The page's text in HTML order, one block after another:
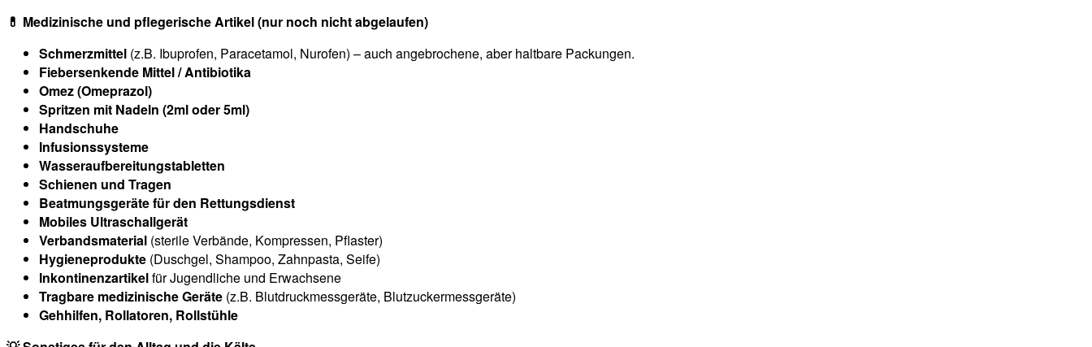
💊 Medizinische und pflegerische Artikel (nur noch nicht abgelaufen)
Schmerzmittel (z.B. Ibuprofen, Paracetamol, Nurofen) – auch angebrochene, aber haltbare Packungen.
Fiebersenkende Mittel / Antibiotika
Omez (Omeprazol)
Spritzen mit Nadeln (2ml oder 5ml)
Handschuhe
Infusionssysteme
Wasseraufbereitungstabletten
Schienen und Tragen
Beatmungsgeräte für den Rettungsdienst
Mobiles Ultraschallgerät
Verbandsmaterial (sterile Verbände, Kompressen, Pflaster)
Hygieneprodukte (Duschgel, Shampoo, Zahnpasta, Seife)
Inkontinenzartikelfür Jugendliche und Erwachsene
Tragbare medizinische Geräte (z.B. Blutdruckmessgeräte, Blutzuckermessgeräte)
Gehhilfen, Rollatoren, Rollstühle